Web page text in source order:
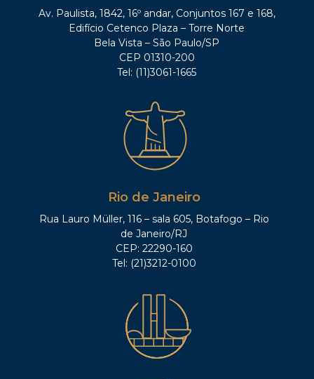
Av. Paulista, 1842, 16º andar, Conjuntos 167 e 168,
Edifício Cetenco Plaza – Torre Norte
Bela Vista – São Paulo/SP
CEP 01310-200
Tel: (11)3061-1665
Rio de Janeiro
Rua Lauro Müller, 116 – sala 605, Botafogo – Rio
de Janeiro/RJ
CEP: 22290-160
Tel: (21)3212-0100